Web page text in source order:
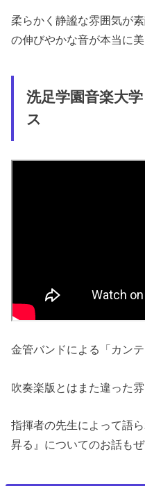
柔らかく静謐な雰囲気が
の伸びやかな音が本当に美
洗足学園音楽大
ス
金管バンドによる「カン
吹奏楽版とはまた違った
指揮者の先生によって語
昇る』についてのお話も